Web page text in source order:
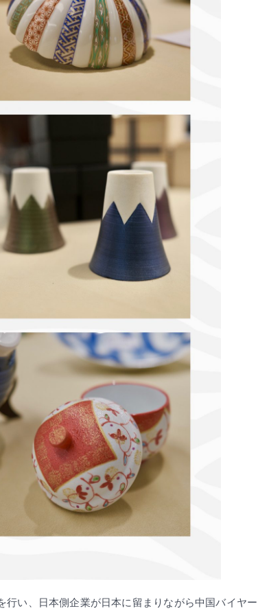
い、日本側企業が日本に留まりながら中国バイヤー